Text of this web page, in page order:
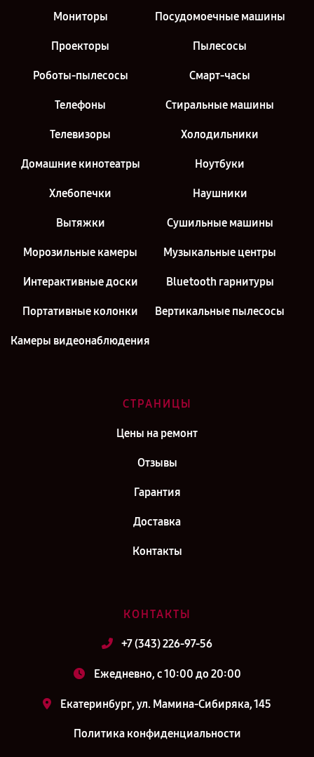
Мониторы Посудомоечные машины
Проекторы Пылесосы
Роботы-пылесосы Смарт-часы
Телефоны Стиральные машины
Телевизоры Холодильники
Домашние кинотеатры Ноутбуки
Хлебопечки Наушники
Вытяжки Сушильные машины
Морозильные камеры Музыкальные центры
Интерактивные доски Bluetooth гарнитуры
Портативные колонки Вертикальные пылесосы
Камеры видеонаблюдения
СТРАНИЦЫ
Цены на ремонт
Отзывы
Гарантия
Доставка
Контакты
КОНТАКТЫ
+7 (343) 226-97-56
Ежедневно, с 10:00 до 20:00
Екатеринбург, ул. Мамина-Сибиряка, 145
Политика конфиденциальности